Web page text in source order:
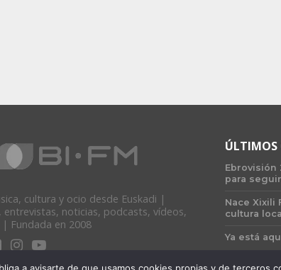
cultura y ocio desde Euskadi |
entrevistas, noticias, podcasts, vídeos,
Fundada en 2008
ÚLTIMOS
Ebrovisión
para
Nace Xixili
cultura
Ya está